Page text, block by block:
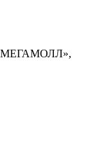
"МЕГАМОЛЛ»,